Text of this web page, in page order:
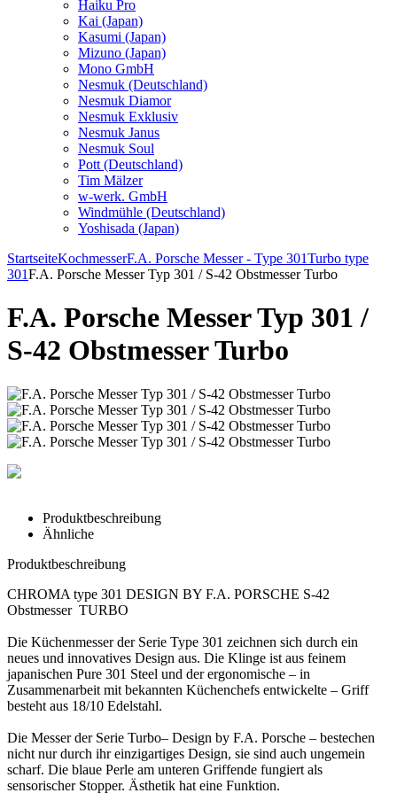
Haiku Pro
Kai (Japan)
Kasumi (Japan)
Mizuno (Japan)
Mono GmbH
Nesmuk (Deutschland)
Nesmuk Diamor
Nesmuk Exklusiv
Nesmuk Janus
Nesmuk Soul
Pott (Deutschland)
Tim Mälzer
w-werk. GmbH
Windmühle (Deutschland)
Yoshisada (Japan)
StartseiteKochmesserF.A. Porsche Messer - Type 301Turbo type
301F.A. Porsche Messer Typ 301 / S-42 Obstmesser Turbo
F.A. Porsche Messer Typ 301 /
S-42 Obstmesser Turbo
Produktbeschreibung
Ähnliche
Produktbeschreibung
CHROMA type 301 DESIGN BY F.A. PORSCHE S-42
Obstmesser TURBO
Die Küchenmesser der Serie Type 301 zeichnen sich durch ein
neues und innovatives Design aus. Die Klinge ist aus feinem
japanischen Pure 301 Steel und der ergonomische – in
Zusammenarbeit mit bekannten Küchenchefs entwickelte – Griff
besteht aus 18/10 Edelstahl.
Die Messer der Serie Turbo– Design by F.A. Porsche – bestechen
nicht nur durch ihr einzigartiges Design, sie sind auch ungemein
scharf. Die blaue Perle am unteren Griffende fungiert als
sensorischer Stopper. Ästhetik hat eine Funktion.